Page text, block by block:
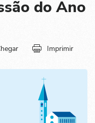
do Ano
Imprimir